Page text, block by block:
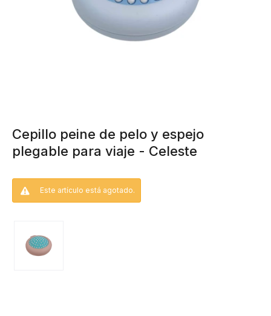
Cepillo peine de pelo y espejo
plegable para viaje - Celeste
Este artículo está agotado.